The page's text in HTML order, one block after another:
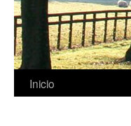
Saltar
Inicio